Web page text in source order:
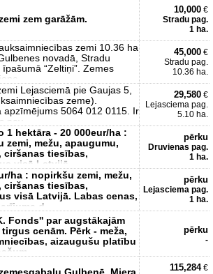
zem garāžām.
10,000 €
Stradu pag.
1 ha.
zemi 10.36 ha
novadā, Stradu
“Zeltiņi”. Zemes
45,000 €
Stradu pag.
10.36 ha.
Lejasciemā pie Gaujas 5,
zeme).
apzīmējums 5064 012 0115. Ir
nov
29,580 €
Lejasciema pag.
5.10 ha.
1 hektāra - 20 000eur/ha :
zemi, mežu, apaugumu,
ciršanas tiesības,
visā Latvijā.
pērku
Druvienas pag.
1 ha.
ha : nopirkšu zemi, mežu,
ciršanas tiesības,
visā Latvijā. Labas cenas,
d
pērku
Lejasciema pag.
1 ha.
Fonds'' par augstākajām
cenām. Pērk - meža,
aizaugušu platību
pērku
-
Gulbenē, Miera
115,284€